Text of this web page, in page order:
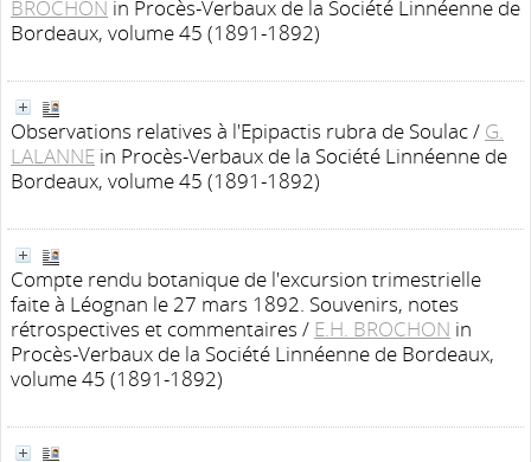
BROCHON in Procès-Verbaux de la Société Linnéenne de
Bordeaux, volume 45 (1891-1892)
Observations relatives à l'Epipactis rubra de Soulac/ G.
LALANNE in Procès-Verbaux de la Société Linnéenne de
Bordeaux, volume 45 (1891-1892)
Compte rendu botanique de l'excursion trimestrielle
faite à Léognan le 27 mars 1892. Souvenirs, notes
rétrospectives et commentaires / E.H. BROCHON in
Procès-Verbaux de la Société Linnéenne de Bordeaux,
volume 45 (1891-1892)